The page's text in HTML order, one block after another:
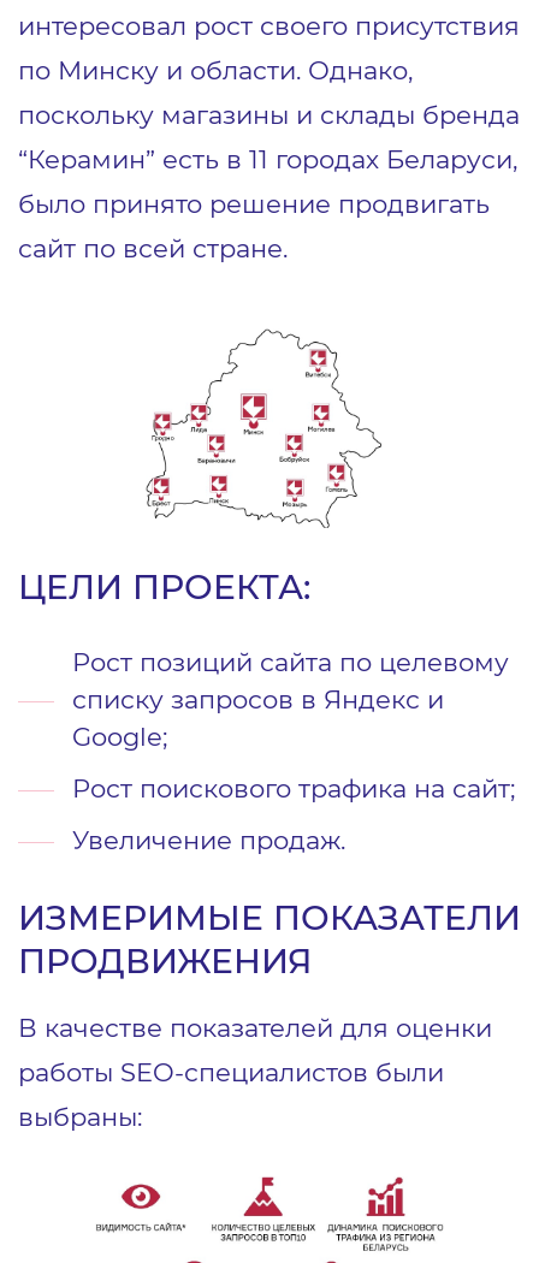
интересовал рост своего присутствия
по Минску и области. Однако,
поскольку магазины и склады бренда
“Керамин” есть в 11 городах Беларуси,
было принято решение продвигать
сайт по всей стране.
ЦЕЛИ ПРОЕКТА:
Рост позиций сайта по целевому
списку запросов в Яндекс и
Google;
Рост поискового трафика на сайт;
Увеличение продаж.
ИЗМЕРИМЫЕ ПОКАЗАТЕЛИ
ПРОДВИЖЕНИЯ
В качестве показателей для оценки
работы SEO-специалистов были
выбраны: